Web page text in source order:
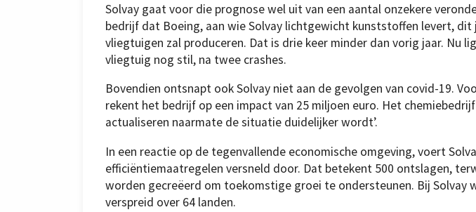
Solvay gaat voor die prognose wel uit van een aantal onzekere
bedrijf dat Boeing, aan wie Solvay lichtgewicht kunststoffen levert, dit
vliegtuigen zal produceren. Dat is drie keer minder dan vorig jaar. Nu
vliegtuig nog stil, na twee crashes.
Bovendien ontsnapt ook Solvay niet aan de gevolgen van covid-19.
rekent het bedrijf op een impact van 25 miljoen euro. Het
actualiseren naarmate de situatie duidelijker wordt’.
In een reactie op de tegenvallende economische omgeving, voert
efficiëntiemaatregelen versneld door. Dat betekent 500 ontslagen,
worden gecreëerd om toekomstige groei te ondersteunen. Bij Solvay
verspreid over 64 landen.